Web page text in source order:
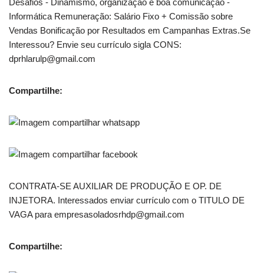
Desafios - Dinamismo, organização e boa comunicação -
Informática Remuneração: Salário Fixo + Comissão sobre
Vendas Bonificação por Resultados em Campanhas Extras.Se
Interessou? Envie seu currículo sigla CONS:
dprhlarulp@gmail.com
Compartilhe:
CONTRATA-SE AUXILIAR DE PRODUÇÃO E OP. DE
INJETORA. Interessados enviar currículo com o TITULO DE
VAGA para empresasoladosrhdp@gmail.com
Compartilhe: